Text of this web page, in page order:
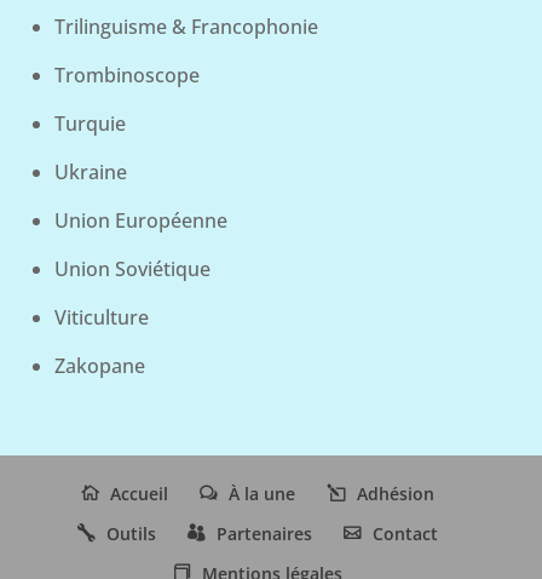
Trilinguisme & Francophonie
Trombinoscope
Turquie
Ukraine
Union Européenne
Union Soviétique
Viticulture
Zakopane
Accueil À la une
Adhésion
Outils
Partenaires
Contact
Mentions légales